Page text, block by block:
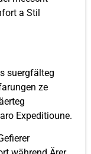
a Stil
suergfälteg
ze
Expeditioune.